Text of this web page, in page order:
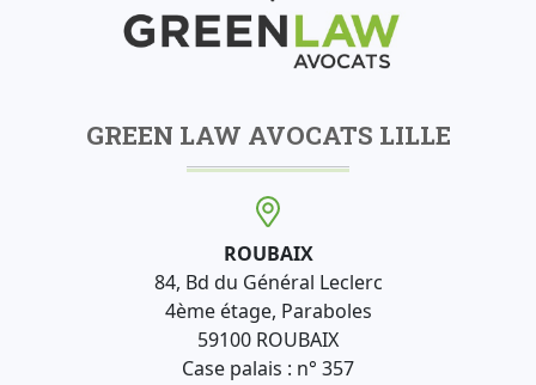
GREEN LAW AVOCATS LILLE
ROUBAIX
84, Bd du Général Leclerc
4ème étage, Paraboles
59100 ROUBAIX
Case palais : n° 357